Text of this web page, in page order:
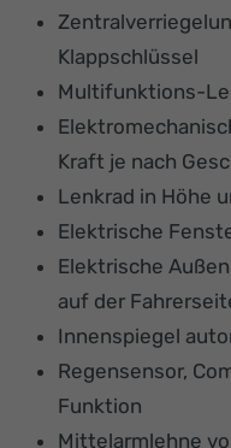
Klappschlüssel
Multifunktions-
Kraft je nach
Lenkrad in Höhe
Elektrische
Elektrische
auf der
Innenspiegel
Regensensor,
Funktion
Mittelarmlehne